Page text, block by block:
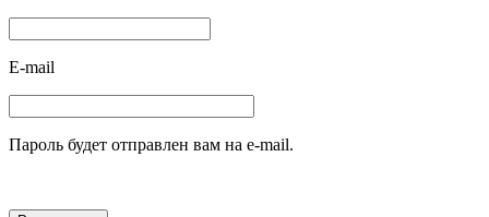
E-mail
Пароль будет отправлен вам на e-mail.